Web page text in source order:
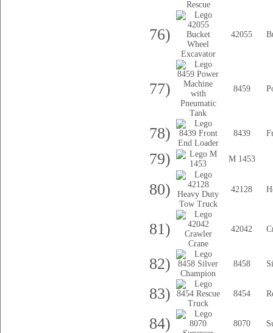
76) 42055
77) 8459
78) 8439
79) M 1453
80) 42128
81) 42042
82) 8458
83) 8454
84) 8070